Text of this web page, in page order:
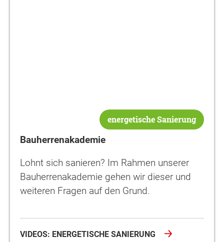
energetische Sanierung
Bauherrenakademie
Lohnt sich sanieren? Im Rahmen unserer
Bauherrenakademie gehen wir dieser und
weiteren Fragen auf den Grund.
VIDEOS: ENERGETISCHE SANIERUNG